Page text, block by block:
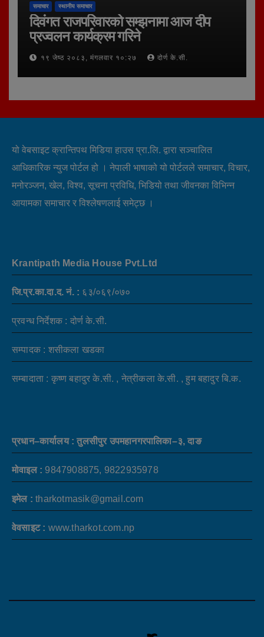
समाचार स्थानीय समाचार
दिवंगत राजपरिवारको सम्झनामा आज दीप
प्रज्वलन कार्यक्रम गरिने
१९ जेष्ठ २०८३, मंगलवार १०:२७ दोर्ण के.सी.
यो वेबसाइट क्रान्तिपथ मिडिया हाउस प्रा.लि. द्वारा सञ्चालित
आधिकारिक न्युज पोर्टल हो । नेपाली भाषाको यो पोर्टलले समाचार, विचार,
मनोरञ्जन, खेल, विश्व, सूचना प्रविधि, भिडियो तथा जीवनका विभिन्न
आयामका समाचार र विश्लेषणलाई समेट्छ ।
Krantipath Media House Pvt.Ltd
जि.प्र.का.दा.द. नं. : ६३/०६९/०७०
प्रवन्ध निर्देशक : दोर्ण के.सी.
सम्पादक : शसीकला खडका
सम्बादाता : कृष्ण बहादुर के.सी. , नेत्रीकला के.सी. , हुम बहादुर बि.क.
प्रधान–कार्यालय : तुलसीपुर उपमहानगरपालिका–३, दाङ
मोवाइल : 9847908875, 9822935978
इमेल :tharkotmasik@gmail.com
वेवसाइट : www.tharkot.com.np